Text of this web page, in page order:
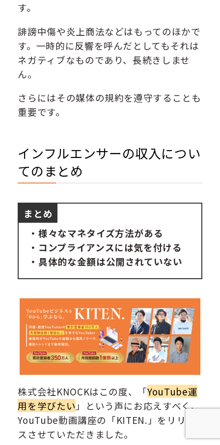
す。
誹謗中傷や炎上商法などはもってのほかで
す。一時的に反響を呼んだとしてもそれは
ネガティブなものであり、長続きしませ
ん。
さらにはその媒体の規約を遵守することも
重要です。
インフルエンサーの収入につい
てのまとめ
まとめ
・様々なマネタイズ方法がある
・コンプライアンスには気を付ける
・具体的な金額は公開されていない
株式会社KNOCKはこの度、「YouTube運
用を学びたい 」という声にお応えすべく、
YouTube動画講座の「KITEN.」をリリー
スさせていただきました。